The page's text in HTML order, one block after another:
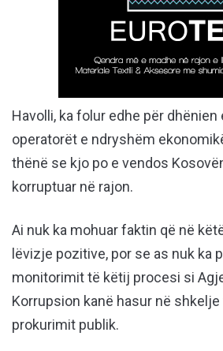
Havolli, ka folur edhe për
operatorët e ndryshëm
thënë se kjo po e vendos
korruptuar në rajon.
Ai nuk ka mohuar faktin që në
lëvizje pozitive, por se as nuk ka
monitorimit të këtij procesi si
Korrupsion kanë hasur në
prokurimit publik.